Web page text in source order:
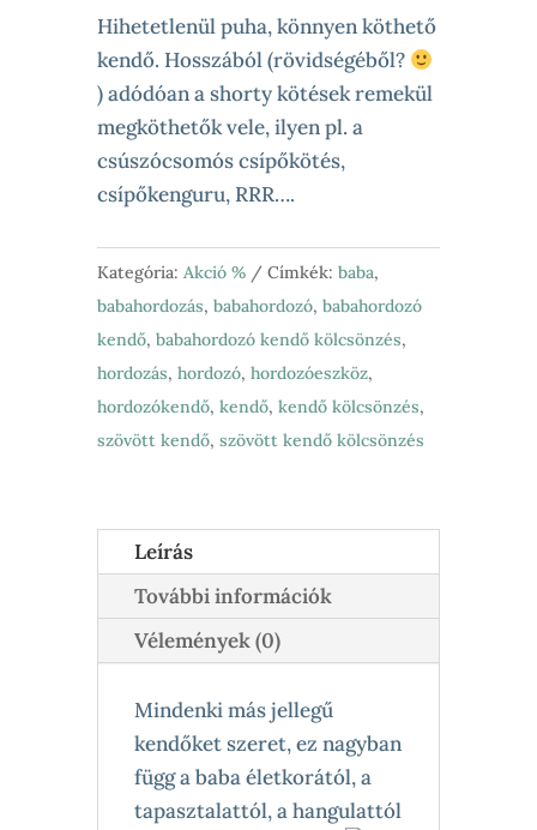
was:
85
000 Ft.
is:
59
900 Ft.
Hihetetlenül puha, könnyen köthető
kendő. Hosszából (rövidségéből?
) adódóan a shorty kötések remekül
megköthetők vele, ilyen pl. a
csúszócsomós csípőkötés,
csípőkenguru, RRR….
Kategória: Akció % Címkék: baba,
babahordozás, babahordozó, babahordozó
kendő, babahordozó kendő kölcsönzés,
hordozás, hordozó, hordozóeszköz,
hordozókendő, kendő, kendő kölcsönzés,
szövött kendő, szövött kendő kölcsönzés
Leírás
További információk
Vélemények (0)
Mindenki más jellegű
kendőket szeret, ez nagyban
függ a baba életkorától, a
tapasztalattól, a hangulattól